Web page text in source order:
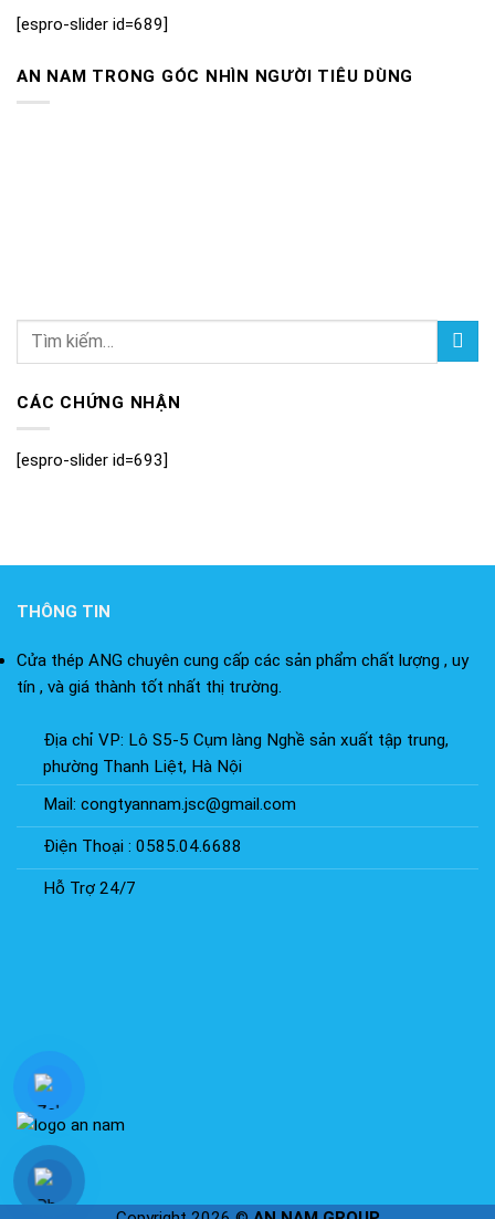
[espro-slider id=689]
AN NAM TRONG GÓC NHÌN NGƯỜI TIÊU DÙNG
CÁC CHỨNG NHẬN
[espro-slider id=693]
THÔNG TIN
Cửa thép ANG chuyên cung cấp các sản phẩm chất lượng , uy
tín , và giá thành tốt nhất thị trường.
Địa chỉ VP: Lô S5-5 Cụm làng Nghề sản xuất tập trung,
phường Thanh Liệt, Hà Nội
Mail: congtyannam.jsc@gmail.com
Điện Thoại : 0585.04.6688
Hỗ Trợ 24/7